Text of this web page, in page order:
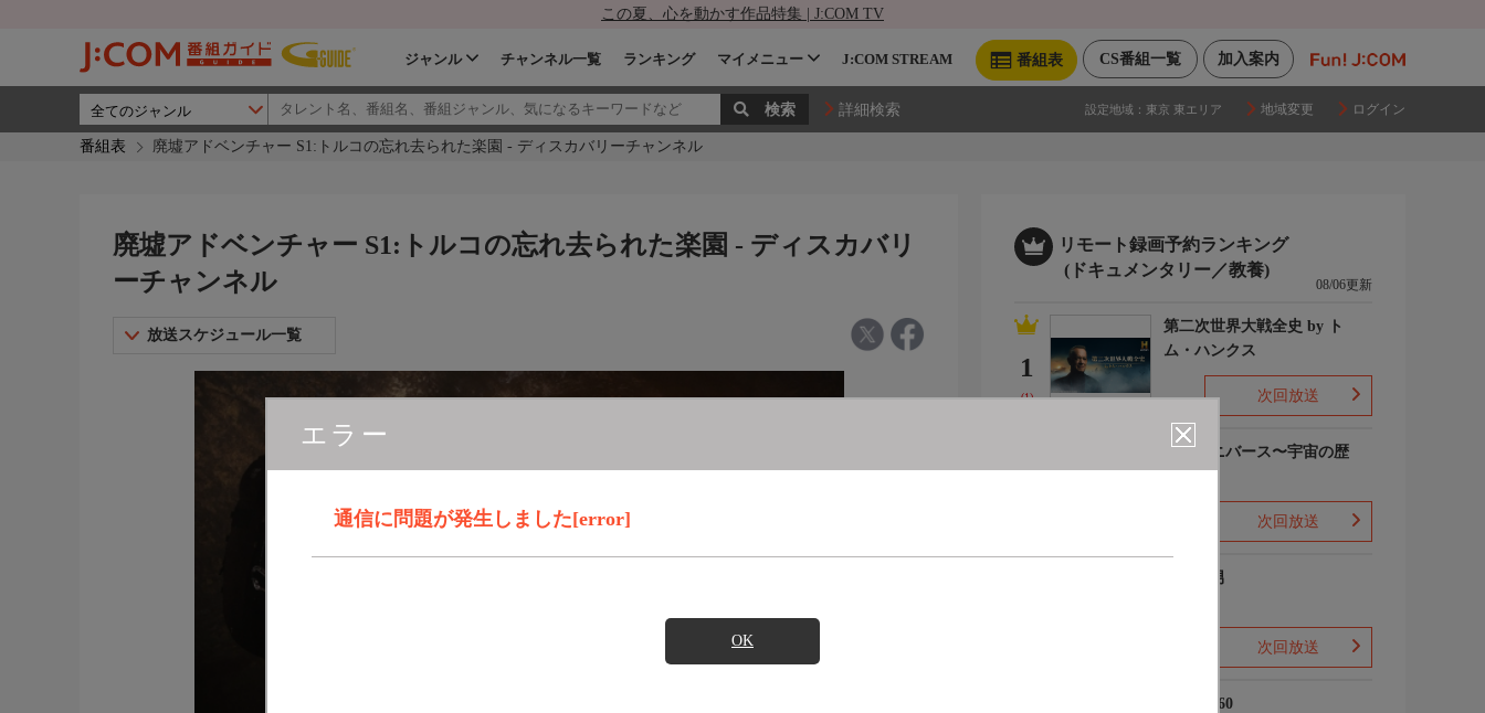
この夏、心を動かす作品特集 | J:COM TV
加入案内
CS番組一覧
番組表
ジャンル チャンネル一覧 ランキング マイメニュー J:COM STREAM
詳細検索 設定地域： 東京 東エリア 地域変更 ログイン
番組表 廃墟アドベンチャー S1:トルコの忘れ去られた楽園 - ディスカバリーチャンネル
エラー
通信に問題が発生しました[error]
OK
廃墟アドベンチャー S1:トルコの忘れ去られた楽園 - ディスカバリ
ーチャンネル
放送スケジュール一覧
リモート録画予約ランキング
(ドキュメンタリー／教養)
08/06更新
1
(1)
第二次世界大戦全史 by ト
ム・ハンクス
次回放送
ザ・ユニバース〜宇宙の歴
次回放送
ザ・森男
次回放送
バトル360